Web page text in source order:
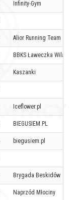
Infinity-Gym
Alior Running Team
BBKS Ławeczka
Kaszanki
Iceflower.pl
BIEGUSIEM.PL
biegusiem.pl
Brygada Beskidów
Naprzód Młociny